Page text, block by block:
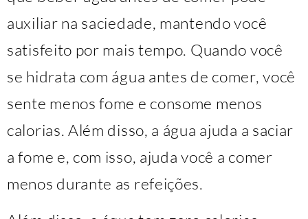
auxiliar na saciedade, mantendo você
satisfeito por mais tempo. Quando você
se hidrata com água antes de comer, você
sente menos fome e consome menos
calorias. Além disso, a água ajuda a saciar
a fome e, com isso, ajuda você a comer
menos durante as refeições.